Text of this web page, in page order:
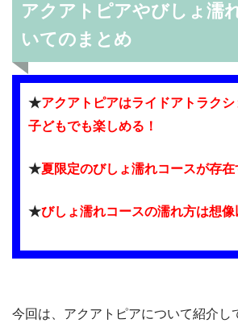
アクアトピアやびしょ濡
いてのまとめ
★アクアトピアはライドアトラク
子どもでも楽しめる！
★夏限定のびしょ濡れコースが存在
★びしょ濡れコースの濡れ方は想像
今回は、アクアトピアについて紹介し